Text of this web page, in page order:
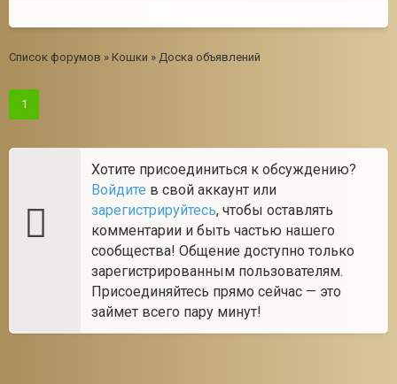
Список форумов » Кошки » Доска объявлений
1
Хотите присоединиться к обсуждению?
Войдите в свой аккаунт или
зарегистрируйтесь, чтобы оставлять
комментарии и быть частью нашего
сообщества! Общение доступно только
зарегистрированным пользователям.
Присоединяйтесь прямо сейчас — это
займет всего пару минут!